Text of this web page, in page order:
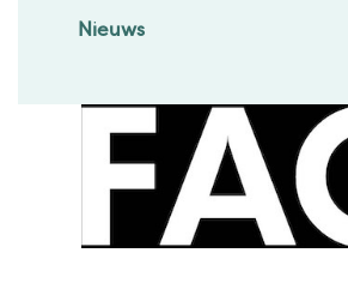
Nieuws